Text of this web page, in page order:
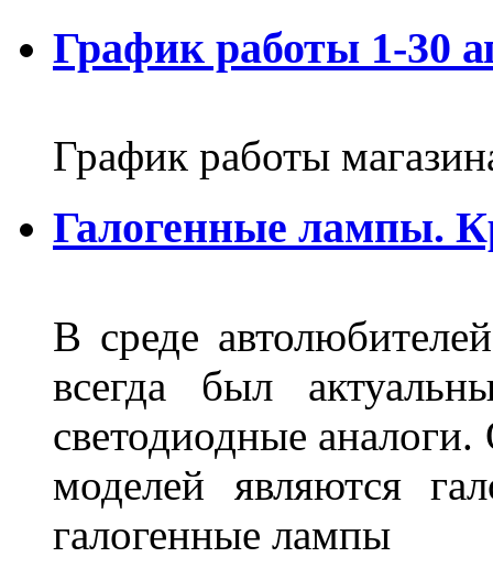
График работы 1-30
График работы
Галогенные лампы.
В среде
всегда был
светодиодные
моделей являются
галогенные лампы